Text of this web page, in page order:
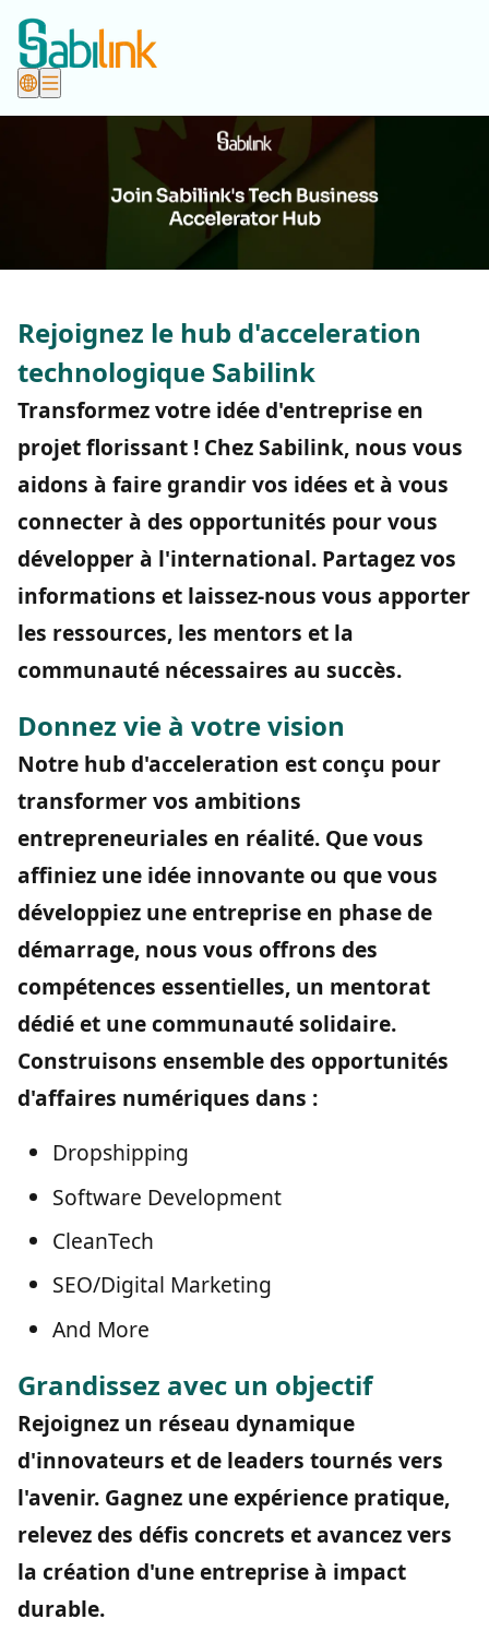
Rejoignez le hub d'acceleration
technologique Sabilink
Transformez votre idée d'entreprise en
projet florissant ! Chez Sabilink, nous vous
aidons à faire grandir vos idées et à vous
connecter à des opportunités pour vous
développer à l'international. Partagez vos
informations et laissez-nous vous apporter
les ressources, les mentors et la
communauté nécessaires au succès.
Donnez vie à votre vision
Notre hub d'acceleration est conçu pour
transformer vos ambitions
entrepreneuriales en réalité. Que vous
affiniez une idée innovante ou que vous
développiez une entreprise en phase de
démarrage, nous vous offrons des
compétences essentielles, un mentorat
dédié et une communauté solidaire.
Construisons ensemble des opportunités
d'affaires numériques dans :
Dropshipping
Software Development
CleanTech
SEO/Digital Marketing
And More
Grandissez avec un objectif
Rejoignez un réseau dynamique
d'innovateurs et de leaders tournés vers
l'avenir. Gagnez une expérience pratique,
relevez des défis concrets et avancez vers
la création d'une entreprise à impact
durable.